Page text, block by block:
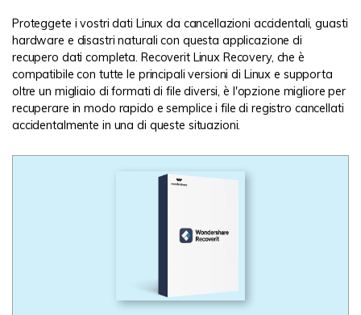
Proteggete i vostri dati Linux da cancellazioni accidentali, guasti
hardware e disastri naturali con questa applicazione di
recupero dati completa. Recoverit Linux Recovery, che è
compatibile con tutte le principali versioni di Linux e supporta
oltre un migliaio di formati di file diversi, è l'opzione migliore per
recuperare in modo rapido e semplice i file di registro cancellati
accidentalmente in una di queste situazioni.